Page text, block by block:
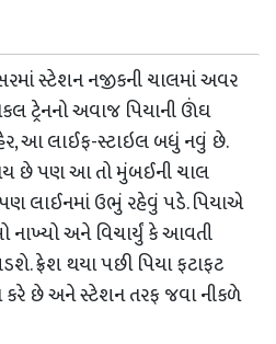
સ્ટેશન નજીકની ચાલમાં અવર
ટ્રેનનો અવાજ પિયાની ઊંઘ
આ લાઈફ-સ્ટાઇલ બધું નવું છે.
છે પણ આ તો મુંબઈની ચાલ
પણ લાઈનમાં ઉભું રહેવું પડે. પિયાએ
નાખ્યો અને વિચાર્યું કે આવતી
ફ્રેશ થયા પછી પિયા ફટાફટ
કરે છે અને સ્ટેશન તરફ જવા નીકળે